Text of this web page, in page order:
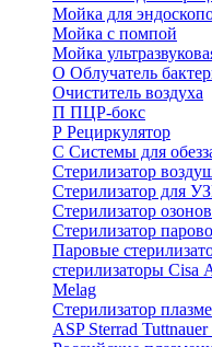
Мойка для
Мойка с помпой
Мойка
О Облучатель
Очиститель воздуха
П ПЦР-бокс
Р Рециркулятор
С Системы для
Стерилизатор
Стерилизатор для
Стерилизатор
Стерилизатор
Паровые
стерилизаторы Cisa
Melag
Стерилизатор
ASP Sterrad